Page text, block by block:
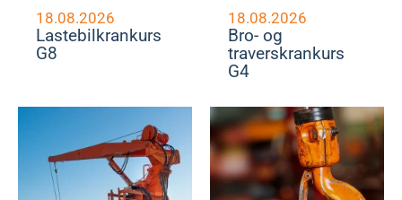
18.08.2026
Lastebilkrankurs
G8
18.08.2026
Bro- og
traverskrankurs
G4